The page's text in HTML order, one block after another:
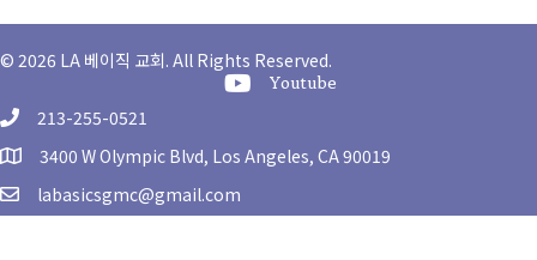
© 2026 LA 베이직 교회. All Rights Reserved.
Youtube Channel
Youtube
213-255-0521
3400 W Olympic Blvd, Los Angeles, CA 90019
labasicsgmc@gmail.com